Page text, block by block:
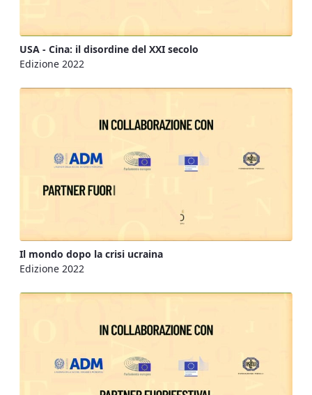
USA - Cina: il disordine del XXI secolo
Edizione 2022
Il mondo dopo la crisi ucraina
Edizione 2022